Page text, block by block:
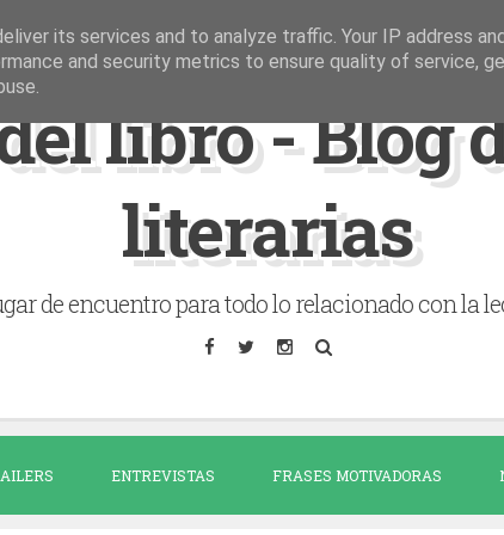
libro - Blog
literarias
de encuentro para todo lo relacionado con la
ENTREVISTAS FRASES MOTIVADORAS
its services and to analyze traffic. Your IP address
and security metrics to ensure quality of service,